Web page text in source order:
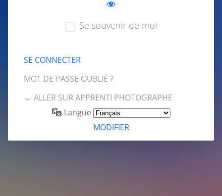
Se souvenir de moi
MOT DE PASSE OUBLIÉ ?
← ALLER SUR APPRENTI PHOTOGRAPHE
Langue